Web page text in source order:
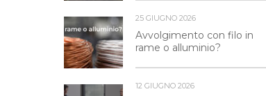
25 GIUGNO 2026
Avvolgimento con filo in
rame o alluminio?
12 GIUGNO 2026